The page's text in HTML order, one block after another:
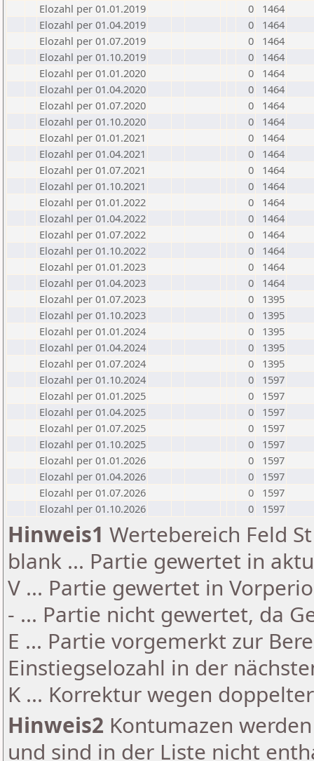
Elozahl per 01.01.2019
0
1464
Elozahl per 01.04.2019
0
1464
Elozahl per 01.07.2019
0
1464
Elozahl per 01.10.2019
0
1464
Elozahl per 01.01.2020
0
1464
Elozahl per 01.04.2020
0
1464
Elozahl per 01.07.2020
0
1464
Elozahl per 01.10.2020
0
1464
Elozahl per 01.01.2021
0
1464
Elozahl per 01.04.2021
0
1464
Elozahl per 01.07.2021
0
1464
Elozahl per 01.10.2021
0
1464
Elozahl per 01.01.2022
0
1464
Elozahl per 01.04.2022
0
1464
Elozahl per 01.07.2022
0
1464
Elozahl per 01.10.2022
0
1464
Elozahl per 01.01.2023
0
1464
Elozahl per 01.04.2023
0
1464
Elozahl per 01.07.2023
0
1395
Elozahl per 01.10.2023
0
1395
Elozahl per 01.01.2024
0
1395
Elozahl per 01.04.2024
0
1395
Elozahl per 01.07.2024
0
1395
Elozahl per 01.10.2024
0
1597
Elozahl per 01.01.2025
0
1597
Elozahl per 01.04.2025
0
1597
Elozahl per 01.07.2025
0
1597
Elozahl per 01.10.2025
0
1597
Elozahl per 01.01.2026
0
1597
Elozahl per 01.04.2026
0
1597
Elozahl per 01.07.2026
0
1597
Elozahl per 01.10.2026
0 1597
Hinweis1 Wertebereich Feld
blank ... Partie gewertet in
V ... Partie gewertet in
- ... Partie nicht gewertet, da
E ... Partie vorgemerkt zur
Einstiegselozahl in der
K ... Korrektur wegen
Hinweis2 Kontumazen
und sind in der Liste nicht